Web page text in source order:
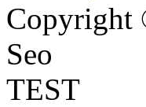
Copyright
Seo
TEST